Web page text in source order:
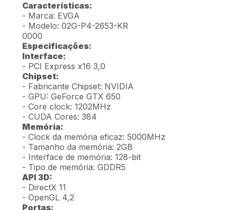
Características:
- Marca: EVGA
- Modelo: 02G-P4-2653-KR
0000
Especificações:
Interface:
- PCI Express x16 3,0
Chipset:
- Fabricante Chipset: NVIDIA
- GPU: GeForce GTX 650
- Core clock: 1202MHz
- CUDA Cores: 384
Memória:
- Clock da memória eficaz: 5000MHz
- Tamanho da memória: 2GB
- Interface de memória: 128-bit
- Tipo de memória: GDDR5
API 3D:
- DirectX 11
- OpenGL 4,2
Portas: